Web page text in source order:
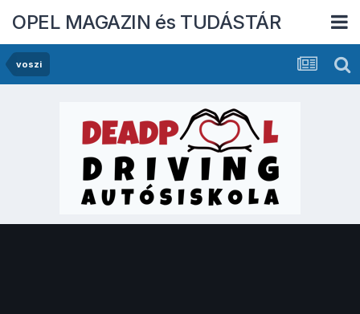
OPEL MAGAZIN és TUDÁSTÁR
voszi